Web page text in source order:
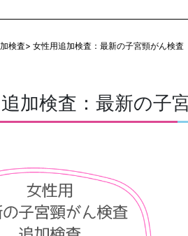
検査> 女性用追加検査：最新の子宮頸がん検査
加検査：最新の子